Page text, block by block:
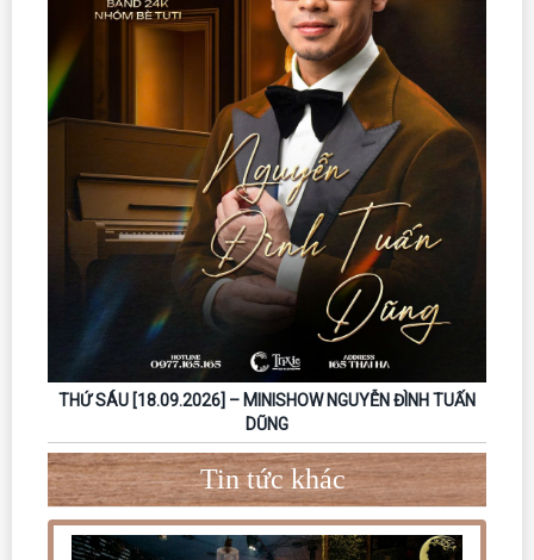
THỨ SÁU [18.09.2026] – MINISHOW NGUYỄN ĐÌNH TUẤN
DŨNG
Tin tức khác